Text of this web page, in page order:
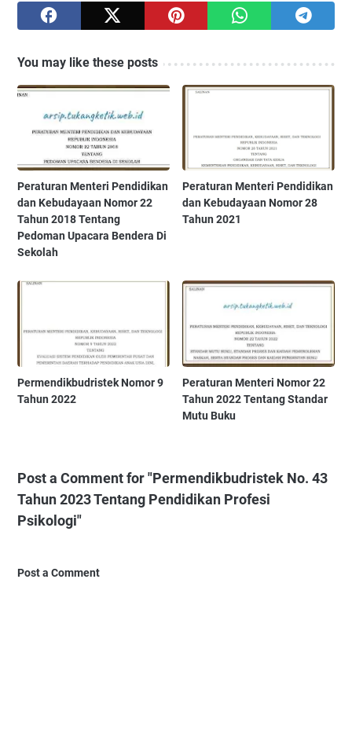
You may like these posts
Peraturan Menteri Pendidikan
dan Kebudayaan Nomor 22
Tahun 2018 Tentang
Pedoman Upacara Bendera Di
Sekolah
Peraturan Menteri Pendidikan
dan Kebudayaan Nomor 28
Tahun 2021
Permendikbudristek Nomor 9
Tahun 2022
Peraturan Menteri Nomor 22
Tahun 2022 Tentang Standar
Mutu Buku
Post a Comment for "Permendikbudristek No. 43
Tahun 2023 Tentang Pendidikan Profesi
Psikologi"
Post a Comment